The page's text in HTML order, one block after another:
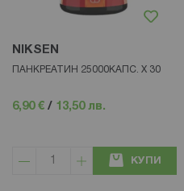
NIKSEN
ПАНКРЕАТИН 25000КАПС. Х 30
6,90 € / 13,50 лв.
КУПИ